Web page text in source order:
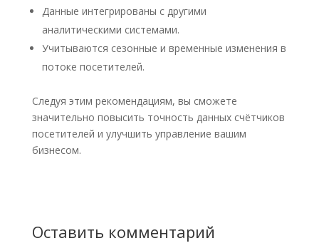
Данные интегрированы с другими
аналитическими системами.​
Учитываются сезонные и временные изменения в
потоке посетителей.​
Следуя этим рекомендациям, вы сможете
значительно повысить точность данных счётчиков
посетителей и улучшить управление вашим
бизнесом.
Оставить комментарий